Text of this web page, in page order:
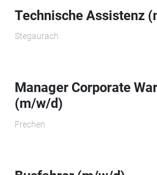
Technische Assistenz
Stegaurach
Manager Corporate
(m/w/d)
Frechen